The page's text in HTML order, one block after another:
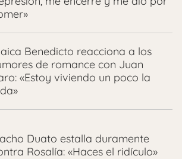
Benedicto reacciona a los
de romance con Juan
«Estoy viviendo un poco la
Duato estalla duramente
Rosalía: «Haces el ridículo»